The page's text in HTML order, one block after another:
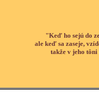
"Keď ho sejú do
ale keď sa zaseje,
takže v jeho